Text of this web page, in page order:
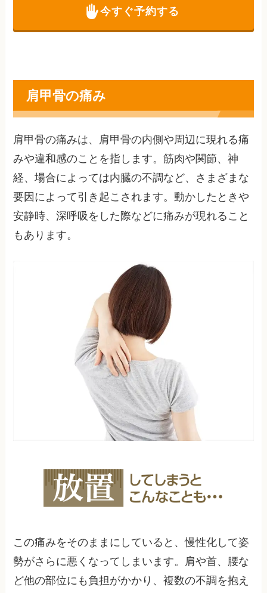
今すぐ予約する
肩甲骨の痛み
肩甲骨の痛みは、肩甲骨の内側や周辺に現れる痛
みや違和感のことを指します。筋肉や関節、神
経、場合によっては内臓の不調など、さまざまな
要因によって引き起こされます。動かしたときや
安静時、深呼吸をした際などに痛みが現れること
もあります。
この痛みをそのままにしていると、慢性化して姿
勢がさらに悪くなってしまいます。肩や首、腰な
ど他の部位にも負担がかかり、複数の不調を抱え